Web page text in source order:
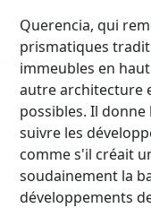
Querencia, qui
prismatiques
immeubles en
autre architecture
possibles. Il
suivre les
comme s'il créait
soudainement la
développements